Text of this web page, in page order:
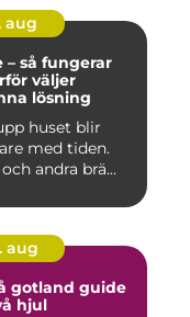
aug
– så fungerar
väljer
lösning
huset blir
med tiden.
andra brä...
aug
guide
hjul